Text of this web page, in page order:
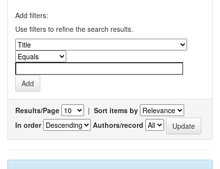
Add filters:
Use filters to refine the search results.
Results/Page | Sort items by
In order
Authors/record